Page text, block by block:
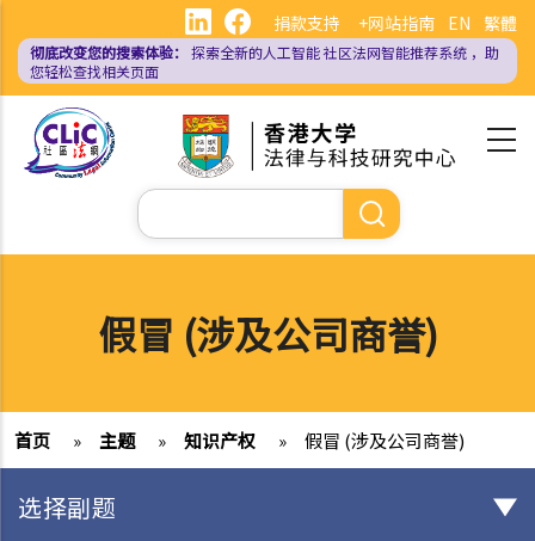
主
EN 繁體
捐款支持 +网站指南
彻底改变您的搜索体验： 探索全新的人工智能社区法网智能推荐系统 ，助
您轻松查找相关页面
搜
索
假冒 (涉及公司商誉)
首页 » 主题 » 知识产权 » 假冒 (涉及公司商誉)
选择副题